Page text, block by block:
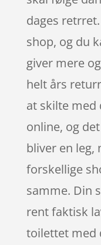
dages
shop, og du
giver mere
helt års
at skilte med
online, og
bliver en leg,
forskellige
samme. Din
rent faktisk
toilettet med